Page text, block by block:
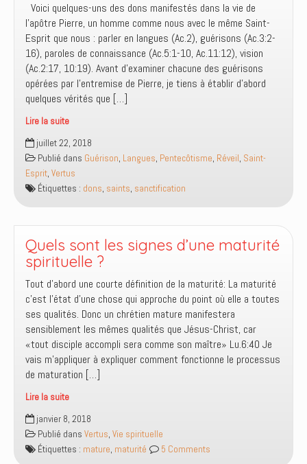
Voici quelques-uns des dons manifestés dans la vie de
l’apôtre Pierre, un homme comme nous avec le même Saint-
Esprit que nous : parler en langues (Ac.2), guérisons (Ac.3:2-
16), paroles de connaissance (Ac.5:1-10, Ac.11:12), vision
(Ac.2:17, 10:19). Avant d’examiner chacune des guérisons
opérées par l’entremise de Pierre, je tiens à établir d’abord
quelques vérités que […]
Lire la suite
A-
t-
on
besoin
d’être
pour
exercer
les
dons
spirituels
?
juillet 22, 2018
Publié dans Guérison, Langues, Pentecôtisme, Réveil, Saint-
Esprit, Vertus
Étiquettes : dons, saints, sanctification
Quels sont les signes d’une maturité
spirituelle ?
Tout d’abord une courte définition de la maturité: La maturité
c’est l’état d’une chose qui approche du point où elle a toutes
ses qualités. Donc un chrétien mature manifestera
sensiblement les mêmes qualités que Jésus-Christ, car
«tout disciple accompli sera comme son maître» Lu.6:40 Je
vais m’appliquer à expliquer comment fonctionne le processus
de maturation […]
Lire la suite
Quels
sont
les
signes
janvier 8, 2018
Publié dans Vertus, Vie spirituelle
Étiquettes : mature, maturité 5 Comments